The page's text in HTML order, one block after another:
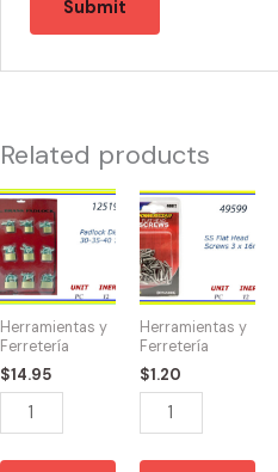
Related products
Herramientas y
Ferretería
$14.95
12519
-
CANDADO
DISPLAY(12)
30-
35-
40mm
quantity
Herramientas y
Ferretería
$1.20
49599
-
HW-
40072
SS
Flat
Head
Screws
3
x